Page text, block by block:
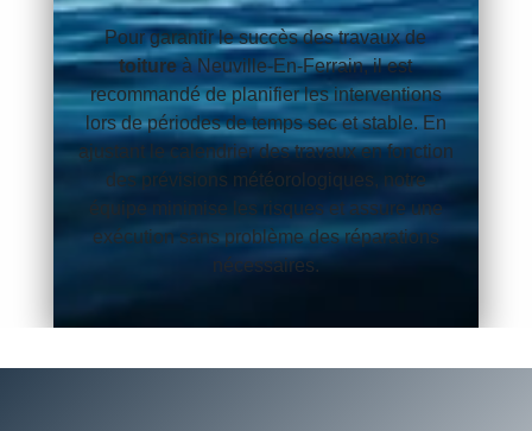
Pour garantir le succès des travaux de
toiture à Neuville-En-Ferrain, il est
recommandé de planifier les interventions
lors de périodes de temps sec et stable. En
ajustant le calendrier des travaux en fonction
des prévisions météorologiques, notre
équipe minimise les risques et assure une
exécution sans problème des réparations
nécessaires.